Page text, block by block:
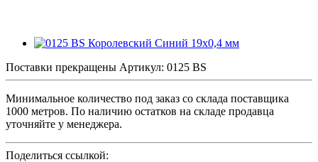
Поставки прекращены Артикул: 0125 BS
Минимальное количество под заказ со склада поставщика
1000 метров. По наличию остатков на складе продавца
уточняйте у менеджера.
Поделиться ссылкой: